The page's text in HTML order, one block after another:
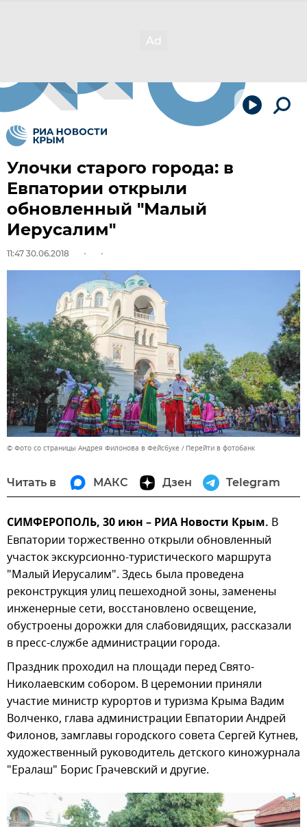
Улочки старого города: в
Евпатории открыли
обновленный "Малый
Иерусалим"
11:47 30.06.2018
© Фото со страницы Андрея Филонова в Фейсбуке Перейти в фотобанк
Читать в МАКС Дзен Telegram
СИМФЕРОПОЛЬ, 30 июн – РИА Новости Крым. В
Евпатории торжественно открыли обновленный
участок экскурсионно-туристического маршрута
"Малый Иерусалим". Здесь была проведена
реконструкция улиц пешеходной зоны, заменены
инженерные сети, восстановлено освещение,
обустроены дорожки для слабовидящих, рассказали
в пресс-службе администрации города.
Праздник проходил на площади перед Свято-
Николаевским собором. В церемонии приняли
участие министр курортов и туризма Крыма Вадим
Волченко, глава администрации Евпатории Андрей
Филонов, замглавы городского совета Сергей Кутнев,
художественный руководитель детского киножурнала
"Ералаш" Борис Грачевский и другие.